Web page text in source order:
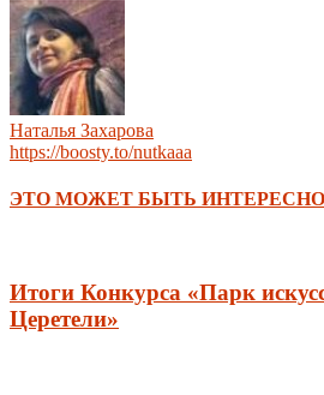
Наталья Захарова
https://boosty.to/nutkaaa
ЭТО МОЖЕТ БЫТЬ ИНТЕРЕСНО
Итоги Конкурса «Парк
Церетели»